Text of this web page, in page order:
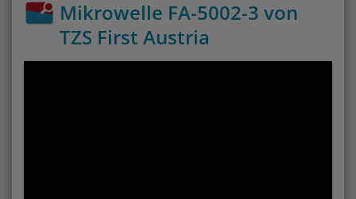
Mikrowelle FA-5002-3 von
TZS First Austria